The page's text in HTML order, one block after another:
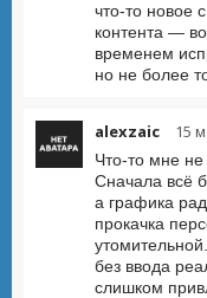
что-то новое
контента —
временем
но не более
alexzaic 15
Что-то мне не
Сначала всё
а графика
прокачка
без ввода
слишком